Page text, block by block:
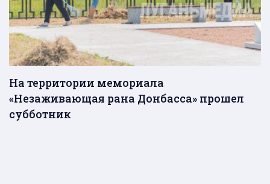
На территории мемориала
«Незаживающая рана Донбасса» прошел
субботник